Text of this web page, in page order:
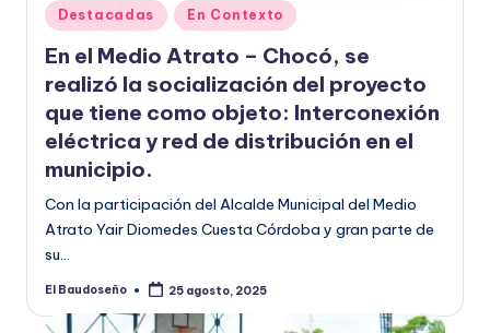
Publicado
en
Destacadas En Contexto
En el Medio Atrato – Chocó, se
realizó la socialización del proyecto
que tiene como objeto: Interconexión
eléctrica y red de distribución en el
municipio.
Con la participación del Alcalde Municipal del Medio
Atrato Yair Diomedes Cuesta Córdoba y gran parte de
su…
Publicado
El Baudoseño 25 agosto, 2025